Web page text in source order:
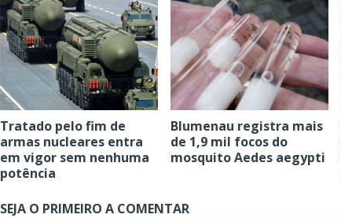
Tratado pelo fim de
armas nucleares entra
em vigor sem nenhuma
potência
Blumenau registra mais
de 1,9 mil focos do
mosquito Aedes aegypti
SEJA O PRIMEIRO A COMENTAR